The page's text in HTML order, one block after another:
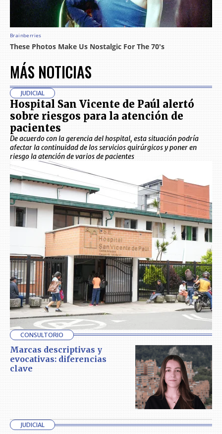
MÁS NOTICIAS
JUDICIAL
Hospital San Vicente de Paúl alertó
sobre riesgos para la atención de
pacientes
De acuerdo con la gerencia del hospital, esta situación podría
afectar la continuidad de los servicios quirúrgicos y poner en
riesgo la atención de varios de pacientes
CONSULTORIO
Marcas descriptivas y
evocativas: diferencias
clave
JUDICIAL